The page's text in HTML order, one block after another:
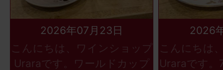
2026年07月23日
こんにちは、ワインショップ
Uraraです。ワールドカップ
2026
こんにちは
Uraraです。